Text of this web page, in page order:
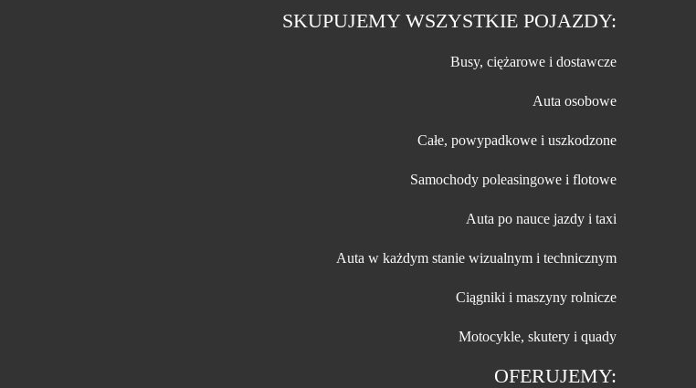
SKUPUJEMY WSZYSTKIE POJAZDY:
Busy, ciężarowe i dostawcze
Auta osobowe
Całe, powypadkowe i uszkodzone
Samochody poleasingowe i flotowe
Auta po nauce jazdy i taxi
Auta w każdym stanie wizualnym i technicznym
Ciągniki i maszyny rolnicze
Motocykle, skutery i quady
OFERUJEMY: